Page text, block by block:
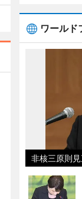
ワールド
非核三原則